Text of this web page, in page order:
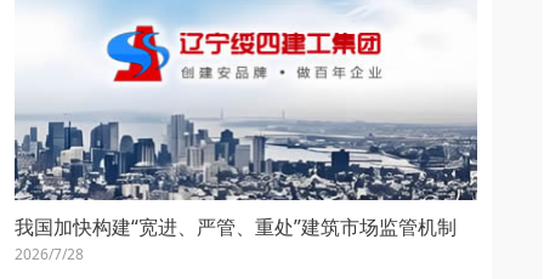
我国加快构建“宽进、严管、重处”建筑市场监管机制
2026/7/28